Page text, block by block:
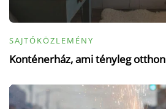
SAJTÓKÖZLEMÉNY
Konténerház, ami tényleg otthon